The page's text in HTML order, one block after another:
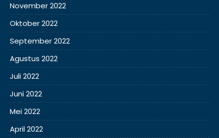
November 2022
Oktober 2022
September 2022
Agustus 2022
Juli 2022
Juni 2022
Mei 2022
April 2022